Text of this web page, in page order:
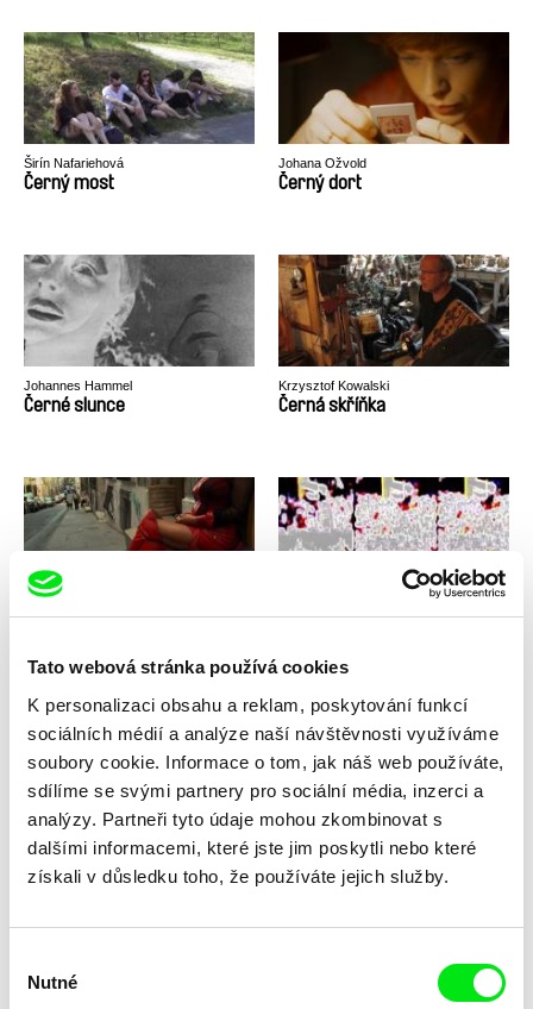
Tato webová stránka používá cookies
K personalizaci obsahu a reklam, poskytování funkcí
sociálních médií a analýze naší návštěvnosti využíváme
soubory cookie. Informace o tom, jak náš web používáte,
sdílíme se svými partnery pro sociální média, inzerci a
analýzy. Partneři tyto údaje mohou zkombinovat s
dalšími informacemi, které jste jim poskytli nebo které
získali v důsledku toho, že používáte jejich služby.
souhlasu
Nutné
Širín Nafariehová
Černý most
Johana Ožvold
Černý dort
Johannes Hammel
Černé slunce
Krzysztof Kowalski
Černá skříňka
Martín M. Oesterheld
Crowd
Virgil Widrich
Copy Shop